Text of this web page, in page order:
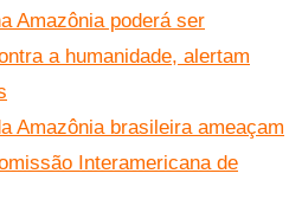
Amazônia poderá ser
a humanidade, alertam
Amazônia brasileira ameaçam
Interamericana de